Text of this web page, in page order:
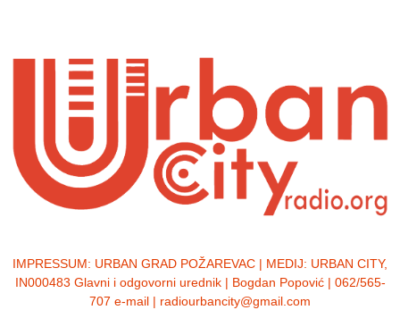
IMPRESSUM: URBAN GRAD POŽAREVAC | MEDIJ: URBAN CITY,
IN000483 Glavni i odgovorni urednik | Bogdan Popović | 062/565-
707 e-mail | radiourbancity@gmail.com